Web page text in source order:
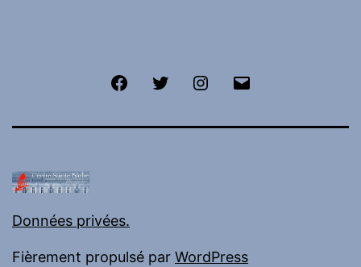
FacebookTwitter Instagram
Données privées.
Fièrement propulsé par WordPress